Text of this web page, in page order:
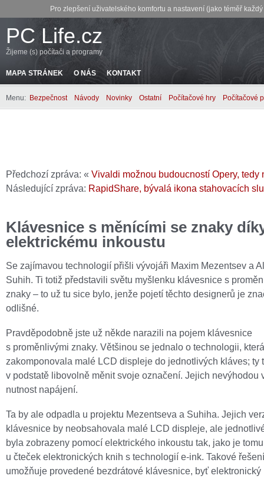
Pro zlepšení uživatelského komfortu a nastavení (jako téměř
PC Life.cz
Žijeme (s) počítači a programy
MAPA STRÁNEK O NÁS KONTAKT
Menu: Bezpečnost Návody Novinky Ostatní Počítačové hry Počítačové
Předchozí zpráva: « Vivaldi možnou budoucností Opery, tedy
Následující zpráva: RapidShare, bývalá ikona stahovacích
Klávesnice s měnícími se znaky
elektrickému inkoustu
Se zajímavou technologií přišli vývojáři Maxim Mezentsev a
Suhih. Ti totiž představili světu myšlenku klávesnice s
znaky – to už tu sice bylo, jenže pojetí těchto designerů je
odlišné.
Pravděpodobně jste už někde narazili na pojem klávesnice
s proměnlivými znaky. Většinou se jednalo o technologii, která
zakomponovala malé LCD displeje do jednotlivých kláves; ty
v podstatě libovolně měnit svoje označení. Jejich nevýhodou
nutnost napájení.
Ta by ale odpadla u projektu Mezentseva a Suhiha. Jejich
klávesnice by neobsahovala malé LCD displeje, ale
byla zobrazeny pomocí elektrického inkoustu tak, jako je
u čteček elektronických knih s technologií e-ink. Takové řešení
umožňuje provedené bezdrátové klávesnice, byť elektronický